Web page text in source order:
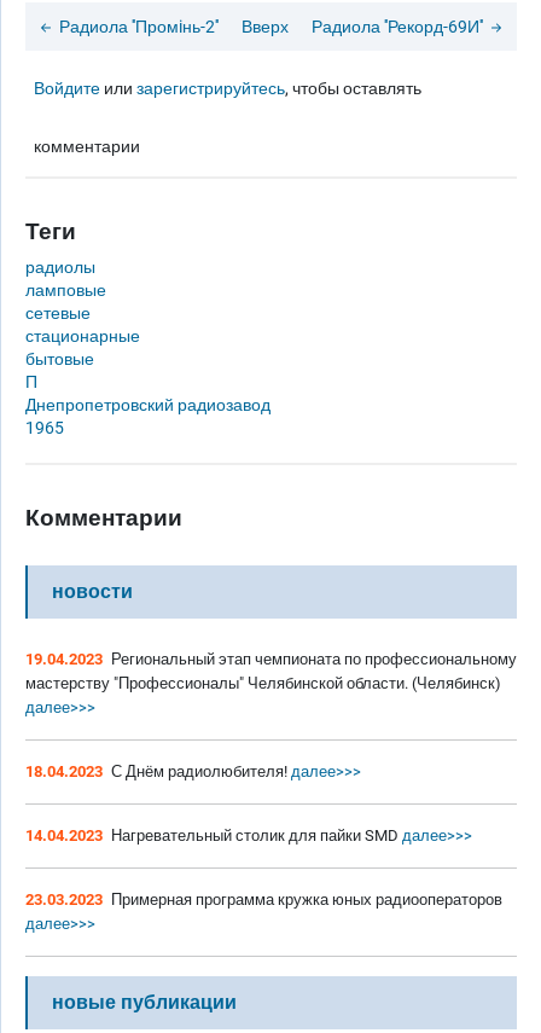
Радиола ''Промiнь-2'' Вверх Радиола ''Рекорд-69И''
Войдите илизарегистрируйтесь, чтобы оставлять
комментарии
Теги
радиолы
ламповые
сетевые
стационарные
бытовые
П
Днепропетровский радиозавод
1965
Комментарии
новости
19.04.2023 Региональный этап чемпионата по профессиональному
мастерству "Профессионалы" Челябинской области. (Челябинск)
далее>>>
18.04.2023 С Днём радиолюбителя! далее>>>
14.04.2023 Нагревательный столик для пайки SMD далее>>>
23.03.2023 Примерная программа кружка юных радиооператоров
далее>>>
новые публикации